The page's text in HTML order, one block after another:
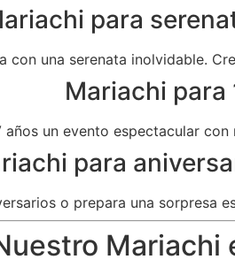
para
con una serenata inolvidable.
Mariachi para
años un evento espectacular
para
o prepara una sorpresa
Mariachi